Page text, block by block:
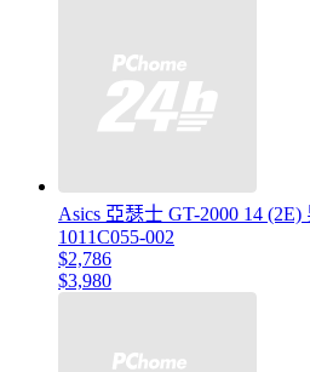
Asics 亞瑟士 GT-2000 14
1011C055-002
$2,786
$3,980